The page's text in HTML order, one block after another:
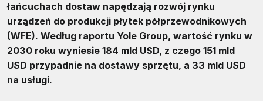
łańcuchach dostaw napędzają rozwój rynku
urządzeń do produkcji płytek półprzewodnikowych
(WFE). Według raportu Yole Group, wartość rynku w
2030 roku wyniesie 184 mld USD, z czego 151 mld
USD przypadnie na dostawy sprzętu, a 33 mld USD
na usługi.